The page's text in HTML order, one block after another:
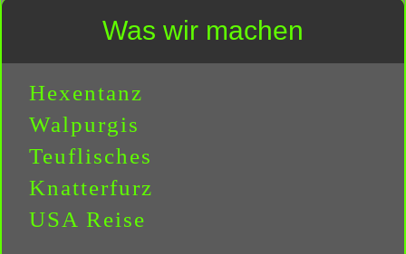
Was wir machen
Hexentanz
Walpurgis
Teuflisches
Knatterfurz
USA Reise